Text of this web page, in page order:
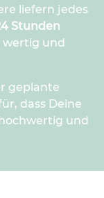
liefern jedes
Stunden
wertig und
geplante
dass Deine
und